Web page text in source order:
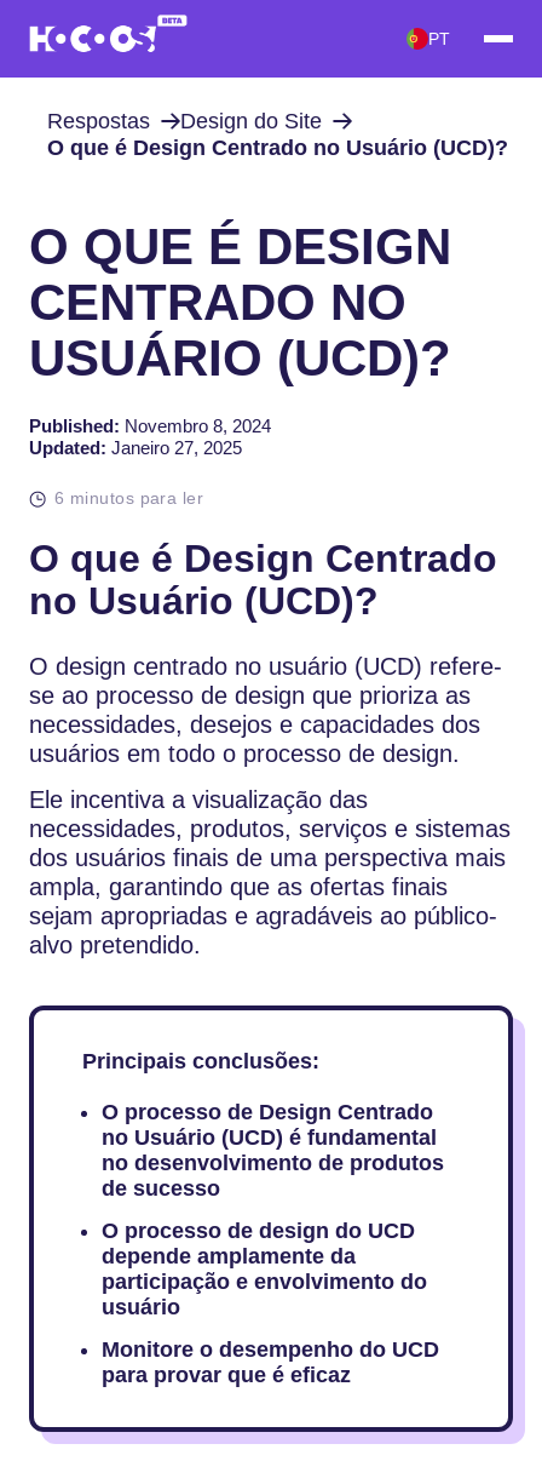
PT
Respostas
Design do Site
O que é Design Centrado no Usuário (UCD)?
O QUE É DESIGN
CENTRADO NO
USUÁRIO (UCD)?
Published: Novembro 8, 2024
Updated: Janeiro 27, 2025
6 minutos para ler
O que é Design Centrado
no Usuário (UCD)?
O design centrado no usuário (UCD) refere-
se ao processo de design que prioriza as
necessidades, desejos e capacidades dos
usuários em todo o processo de design.
Ele incentiva a visualização das
necessidades, produtos, serviços e sistemas
dos usuários finais de uma perspectiva mais
ampla, garantindo que as ofertas finais
sejam apropriadas e agradáveis ao público-
alvo pretendido.
Principais conclusões:
O processo de Design Centrado
no Usuário (UCD) é fundamental
no desenvolvimento de produtos
de sucesso
O processo de design do UCD
depende amplamente da
participação e envolvimento do
usuário
Monitore o desempenho do UCD
para provar que é eficaz